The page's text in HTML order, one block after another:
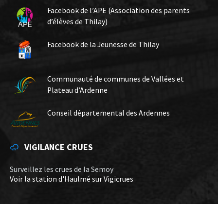
Facebook de l’APE (Association des parents
d’élèves de Thilay)
Facebook de la Jeunesse de Thilay
Communauté de communes de Vallées et
Plateau d’Ardenne
Conseil départemental des Ardennes
VIGILANCE CRUES
Surveillez les crues de la Semoy
Voir la station d'Haulmé sur Vigicrues